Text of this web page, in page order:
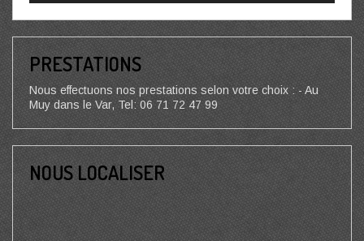
PRESTATIONS
Nous effectuons nos prestations selon votre choix : - Au
Muy dans le Var, Tel: 06 71 72 47 99
NOUS LOCALISER